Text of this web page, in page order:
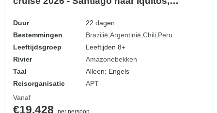
(2028) (24 bestemmingen)
Duur
22 dagen
Bestemmingen
Brazilië Argentinië Chili Peru
Leeftijdsgroep
Leeftijden 8+
Rivier
Amazonebekken
Taal
Alleen: Engels
Reisorganisatie
APT
Vanaf
€19.428
per persoon